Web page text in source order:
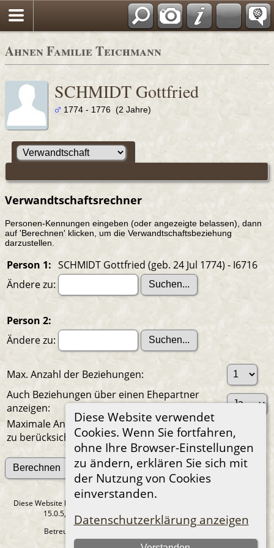
Ahnen Familie Teichmann
Diese Website verwendet
Cookies. Wenn Sie fortfahren,
ohne Ihre Browser-Einstellungen
zu ändern, erklären Sie sich mit
der Nutzung von Cookies
einverstanden.
Datenschutzerklärung anzeigen
SCHMIDT Gottfried
1774 - 1776 (2 Jahre)
Verwandtschaftsrechner
Personen-Kennungen eingeben (oder angezeigte belassen), dann
auf 'Berechnen' klicken, um die Verwandtschaftsbeziehung
darzustellen.
Person 1: SCHMIDT Gottfried (geb. 24 Jul 1774) - I6716
Ändere zu:
Person 2:
Ändere zu:
Max. Anzahl der Beziehungen:
Auch Beziehungen über einen Ehepartner
anzeigen:
Maximale Anzahl der
zu berücksichtigenden Generationen:
Suche nach anderen Verbindungen
Diese Website läuft mit
15.0.5, programmiert von Darrin Lythgoe © 2001-2026.
Betreut von